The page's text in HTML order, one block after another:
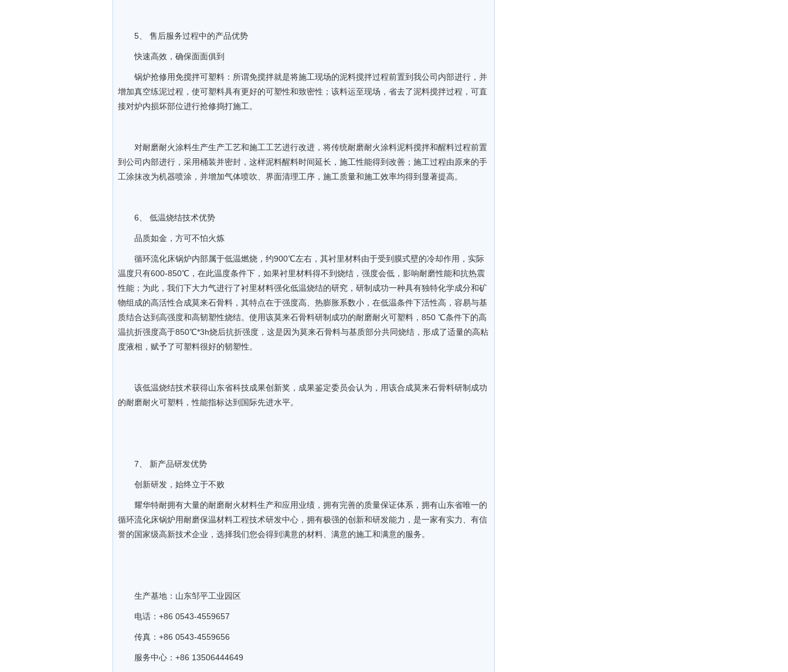
5、 售后服务过程中的产品优势
快速高效，确保面面俱到
锅炉抢修用免搅拌可塑料：所谓免搅拌就是将施工现场的泥料搅拌过程前置到我公司内部进行，并
增加真空练泥过程，使可塑料具有更好的可塑性和致密性；该料运至现场，省去了泥料搅拌过程，可直
接对炉内损坏部位进行抢修捣打施工。
对耐磨耐火涂料生产生产工艺和施工工艺进行改进，将传统耐磨耐火涂料泥料搅拌和醒料过程前置
到公司内部进行，采用桶装并密封，这样泥料醒料时间延长，施工性能得到改善；施工过程由原来的手
工涂抹改为机器喷涂，并增加气体喷吹、界面清理工序，施工质量和施工效率均得到显著提高。
6、 低温烧结技术优势
品质如金，方可不怕火炼
循环流化床锅炉内部属于低温燃烧，约900℃左右，其衬里材料由于受到膜式壁的冷却作用，实际
温度只有600-850℃，在此温度条件下，如果衬里材料得不到烧结，强度会低，影响耐磨性能和抗热震
性能；为此，我们下大力气进行了衬里材料强化低温烧结的研究，研制成功一种具有独特化学成分和矿
物组成的高活性合成莫来石骨料，其特点在于强度高、热膨胀系数小，在低温条件下活性高，容易与基
质结合达到高强度和高韧塑性烧结。使用该莫来石骨料研制成功的耐磨耐火可塑料，850 ℃条件下的高
温抗折强度高于850℃*3h烧后抗折强度，这是因为莫来石骨料与基质部分共同烧结，形成了适量的高粘
度液相，赋予了可塑料很好的韧塑性。
该低温烧结技术获得山东省科技成果创新奖，成果鉴定委员会认为，用该合成莫来石骨料研制成功
的耐磨耐火可塑料，性能指标达到国际先进水平。
7、 新产品研发优势
创新研发，始终立于不败
耀华特耐拥有大量的耐磨耐火材料生产和应用业绩，拥有完善的质量保证体系，拥有山东省唯一的
循环流化床锅炉用耐磨保温材料工程技术研发中心，拥有极强的创新和研发能力，是一家有实力、有信
誉的国家级高新技术企业，选择我们您会得到满意的材料、满意的施工和满意的服务。
生产基地：山东邹平工业园区
电话：+86 0543-4559657
传真：+86 0543-4559656
服务中心：+86 13506444649